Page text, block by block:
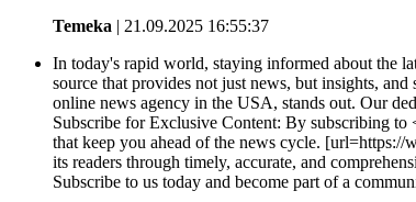
Temeka | 21.09.2025 16:55:37
In today's rapid world, staying informed about the
source that provides not just news, but insights,
online news agency in the USA, stands out. Our
Subscribe for Exclusive Content: By subscribing to
that keep you ahead of the news cycle.
its readers through timely, accurate, and
Subscribe to us today and become part of a